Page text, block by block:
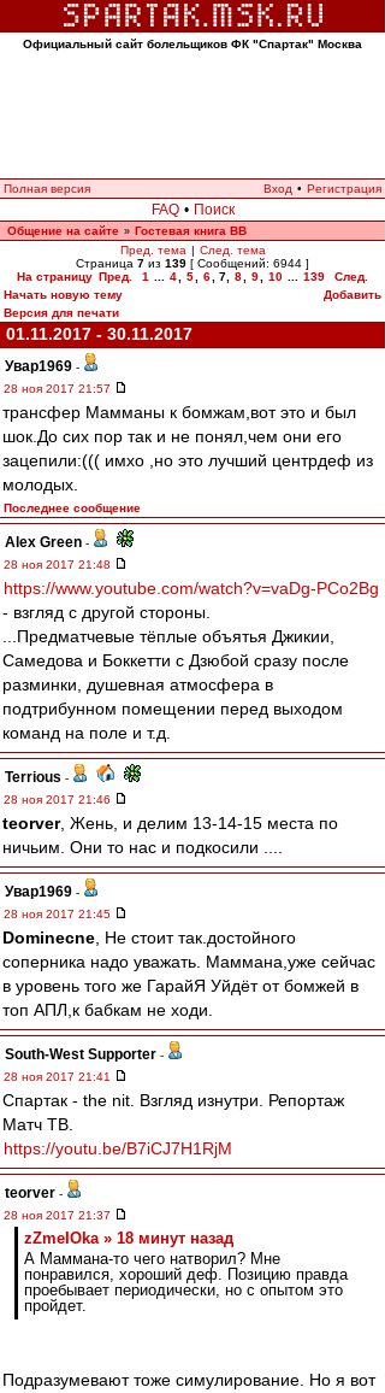
Официальный сайт болельщиков ФК "Спартак" Москва
Полная версия Вход • Регистрация
FAQ • Поиск
Общение на сайте » Гостевая книга ВВ
Пред. тема | След. тема
Страница 7 из 139 [ Сообщений: 6944 ]
На страницу Пред. 1 4 5 6 7 8 9 10 139
След.
Начать новую тему
Добавить
Версия для печати
01.11.2017 - 30.11.2017
Увар1969 -
28 ноя 2017 21:57
трансфер Мамманы к бомжам,вот это и был
шок.До сих пор так и не понял,чем они его
зацепили:((( имхо ,но это лучший центрдеф из
молодых.
Последнее сообщение
Alex Green -
28 ноя 2017 21:48
https://www.youtube.com/watch?v=vaDg-PCo2Bg
- взгляд с другой стороны.
...Предматчевые тёплые объятья Джикии,
Самедова и Боккетти с Дзюбой сразу после
разминки, душевная атмосфера в
подтрибунном помещении перед выходом
команд на поле и т.д.
Terrious -
28 ноя 2017 21:46
teorver, Жень, и делим 13-14-15 места по
ничьим. Они то нас и подкосили ....
Увар1969 -
28 ноя 2017 21:45
Dominecne , Не стоит так.достойного
соперника надо уважать. Маммана,уже сейчас
в уровень того же ГарайЯ Уйдёт от бомжей в
топ АПЛ,к бабкам не ходи.
South-West Supporter -
28 ноя 2017 21:41
Спартак - the nit. Взгляд изнутри. Репортаж
Матч ТВ.
https://youtu.be/B7iCJ7H1RjM
teorver -
28 ноя 2017 21:37
zZmeIOka » 18 минут назад
А Маммана-то чего натворил? Мне
понравился, хороший деф. Позицию правда
проебывает периодически, но с опытом это
пройдет.
Подразумевают тоже симулирование. Но я вот